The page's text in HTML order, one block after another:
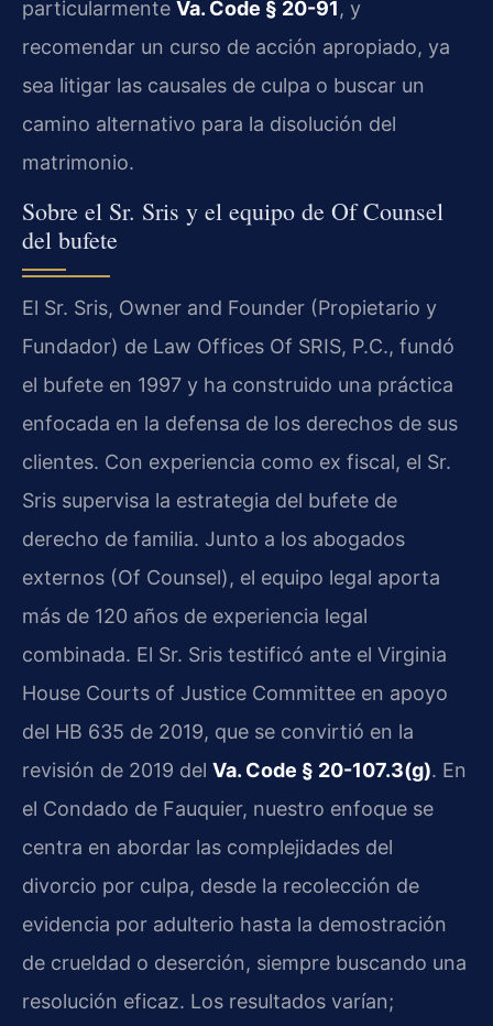
particularmente Va. Code § 20-91, y
recomendar un curso de acción apropiado, ya
sea litigar las causales de culpa o buscar un
camino alternativo para la disolución del
matrimonio.
Sobre el Sr. Sris y el equipo de Of Counsel
del bufete
El Sr. Sris, Owner and Founder (Propietario y
Fundador) de Law Offices Of SRIS, P.C., fundó
el bufete en 1997 y ha construido una práctica
enfocada en la defensa de los derechos de sus
clientes. Con experiencia como ex fiscal, el Sr.
Sris supervisa la estrategia del bufete de
derecho de familia. Junto a los abogados
externos (Of Counsel), el equipo legal aporta
más de 120 años de experiencia legal
combinada. El Sr. Sris testificó ante el Virginia
House Courts of Justice Committee en apoyo
del HB 635 de 2019, que se convirtió en la
revisión de 2019 del Va. Code § 20-107.3(g). En
el Condado de Fauquier, nuestro enfoque se
centra en abordar las complejidades del
divorcio por culpa, desde la recolección de
evidencia por adulterio hasta la demostración
de crueldad o deserción, siempre buscando una
resolución eficaz. Los resultados varían;